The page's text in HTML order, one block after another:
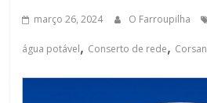
março 26, 2024 O Farroupilha
água potável, Conserto de rede, Corsan